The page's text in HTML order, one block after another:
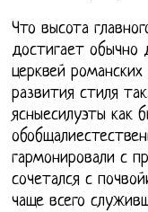
Что высота
достигает обычно
церквей
развития стиля
ясныесилуэты как
гармонировали с
сочетался с
чаще всего